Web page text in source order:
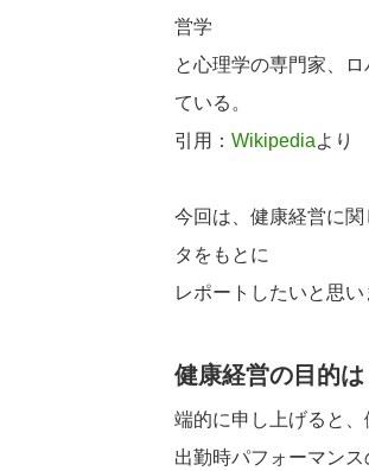
営学
と心理学の専門家、
ている。
引用： Wikipediaより
今回は、健康経営に
タをもとに
レポートしたいと思い
健康経営の目的は
端的に申し上げると
出勤時パフォーマン